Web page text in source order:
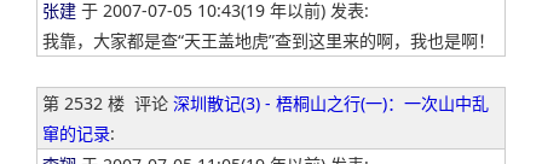
张建 于 2007-07-05 10:43(19 年以前) 发表:
我靠，大家都是查“天王盖地虎”查到这里来的啊，我也是啊！
第 2532 楼 评论 深圳散记(3) - 梧桐山之行(一)：一次山中乱
窜的记录: